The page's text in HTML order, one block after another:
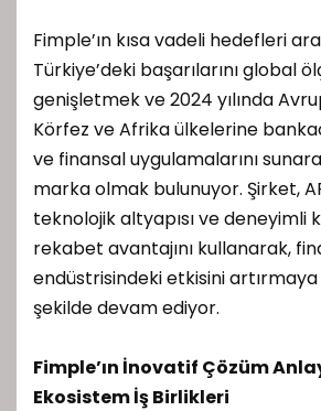
Fimple’ın kısa vadeli hedefleri
Türkiye’deki başarılarını global
genişletmek ve 2024 yılında
Körfez ve Afrika ülkelerine
ve finansal uygulamalarını
marka olmak bulunuyor. Şirket,
teknolojik altyapısı ve deneyimli
rekabet avantajını kullanarak,
endüstrisindeki etkisini
şekilde devam ediyor.
Fimple’ın İnovatif Çözüm
Ekosistem İş Birlikleri